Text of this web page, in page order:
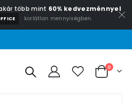
több mint 60% kedvezménnyel
korlátlan mennyiségben.
0